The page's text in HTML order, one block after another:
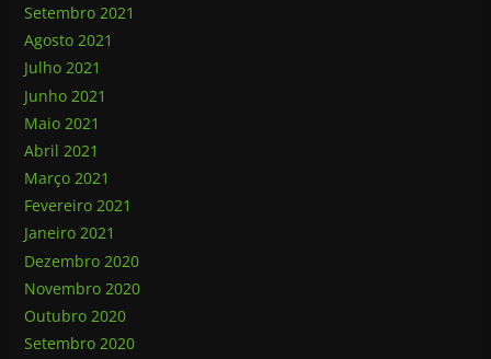
Setembro 2021
Agosto 2021
Julho 2021
Junho 2021
Maio 2021
Abril 2021
Março 2021
Fevereiro 2021
Janeiro 2021
Dezembro 2020
Novembro 2020
Outubro 2020
Setembro 2020